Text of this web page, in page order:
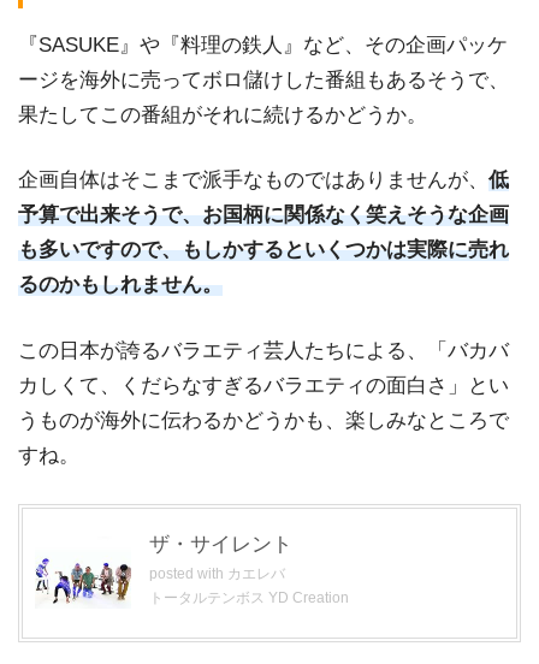
『SASUKE』や『料理の鉄人』など、その企画パッケ
ージを海外に売ってボロ儲けした番組もあるそうで、
果たしてこの番組がそれに続けるかどうか。
企画自体はそこまで派手なものではありませんが、 低
予算で出来そうで、お国柄に関係なく笑えそうな企画
も多いですので、もしかするといくつかは実際に売れ
るのかもしれません。
この日本が誇るバラエティ芸人たちによる、「バカバ
カしくて、くだらなすぎるバラエティの面白さ」とい
うものが海外に伝わるかどうかも、楽しみなところで
すね。
ザ・サイレント
posted with カエレバ
トータルテンボス YD Creation